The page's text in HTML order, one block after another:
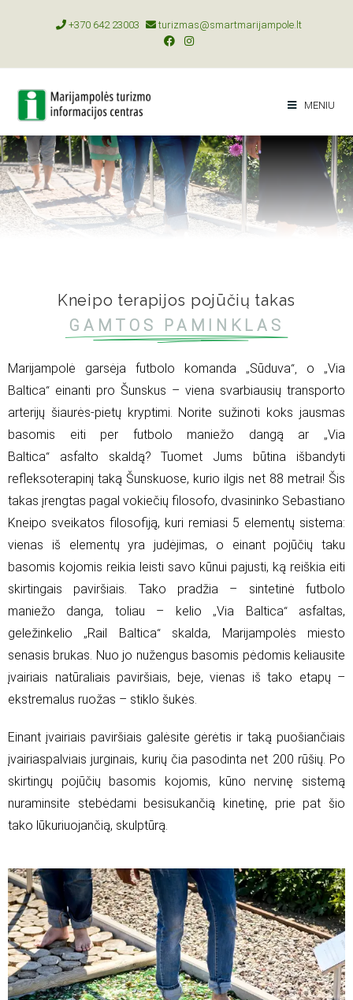
+370 642 23003 turizmas@smartmarijampole.lt
MENIU
Kneipo terapijos pojūčių takas
GAMTOS PAMINKLAS
Marijampolė garsėja futbolo komanda „Sūduva“, o „Via
Baltica“ einanti pro Šunskus – viena svarbiausių transporto
arterijų šiaurės-pietų kryptimi. Norite sužinoti koks jausmas
basomis eiti per futbolo maniežo dangą ar „Via
Baltica“ asfalto skaldą? Tuomet Jums būtina išbandyti
refleksoterapinį taką Šunskuose, kurio ilgis net 88 metrai! Šis
takas įrengtas pagal vokiečių filosofo, dvasininko Sebastiano
Kneipo sveikatos filosofiją, kuri remiasi 5 elementų sistema:
vienas iš elementų yra judėjimas, o einant pojūčių taku
basomis kojomis reikia leisti savo kūnui pajusti, ką reiškia eiti
skirtingais paviršiais. Tako pradžia – sintetinė futbolo
maniežo danga, toliau – kelio „Via Baltica“asfaltas,
geležinkelio „Rail Baltica“skalda, Marijampolės miesto
senasis brukas. Nuo jo nužengus basomis pėdomis keliausite
įvairiais natūraliais paviršiais, beje, vienas iš tako etapų –
ekstremalus ruožas – stiklo šukės.
Einant įvairiais paviršiais galėsite gėrėtis ir taką puošiančiais
įvairiaspalviais jurginais, kurių čia pasodinta net 200 rūšių. Po
skirtingų pojūčių basomis kojomis, kūno nervinę sistemą
nuraminsite stebėdami besisukančią kinetinę, prie pat šio
tako lūkuriuojančią, skulptūrą.